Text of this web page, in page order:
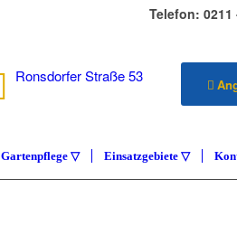
Telefon:
Ronsdorfer Straße 53
Gartenpflege ▽ Einsatzgebiete ▽